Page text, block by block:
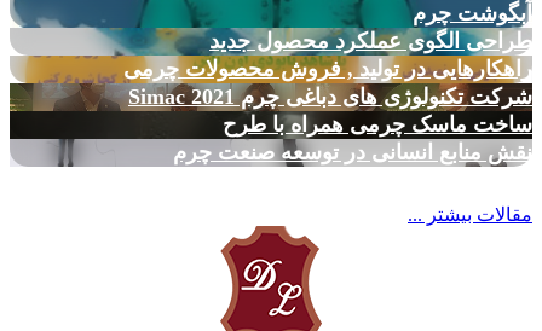
آبگوشت چرم
طراحی الگوی عملکرد محصول جدید
راهکارهایی در تولید , فروش محصولات چرمی
شرکت تکنولوژی های دباغی چرم Simac 2021
ساخت ماسک چرمی همراه با طرح
نقش منابع انسانی در توسعه صنعت چرم
مقالات بیشتر ...